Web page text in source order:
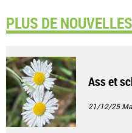
PLUS DE
Ass et
21/12/25